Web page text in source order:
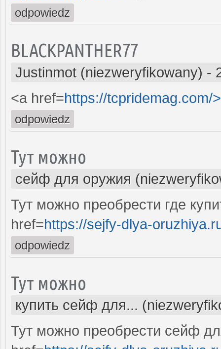
odpowiedz
BLACKPANTHER77
Justinmot (niezweryfikowany) -
<a href=https://tcpridemag.com/
odpowiedz
Тут можно
сейф для оружия
Тут можно преобрести где
href=https://sejfy-dlya-
odpowiedz
Тут можно
купить сейф для...
Тут можно преобрести сейф